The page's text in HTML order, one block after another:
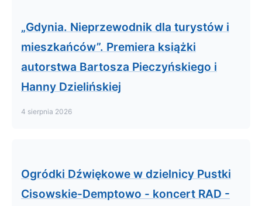
„Gdynia. Nieprzewodnik dla turystów i
mieszkańców”. Premiera książki
autorstwa Bartosza Pieczyńskiego i
Hanny Dzielińskiej
4 sierpnia 2026
Ogródki Dźwiękowe w dzielnicy Pustki
Cisowskie-Demptowo - koncert RAD -